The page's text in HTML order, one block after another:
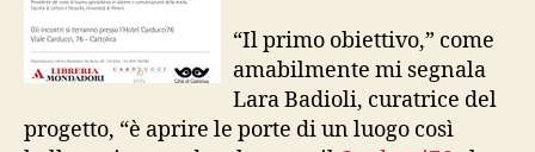
“Il primo obiettivo,” come
amabilmente mi segnala
Lara Badioli, curatrice del
progetto, “è aprire le porte di un luogo così